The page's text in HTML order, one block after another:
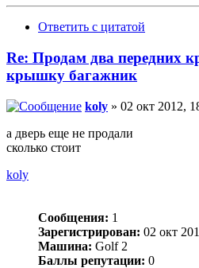
Ответить с цитатой
Re: Продам два передних
крышку багажник
koly » 02 окт 2012,
а дверь еще не продали
сколько стоит
koly
Сообщения: 1
Зарегистрирован: 02 окт
Машина: Golf 2
Баллы репутации: 0